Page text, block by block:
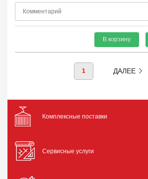
В корзину
1 ДАЛЕЕ
Комплексные поставки
Сервисные услуги